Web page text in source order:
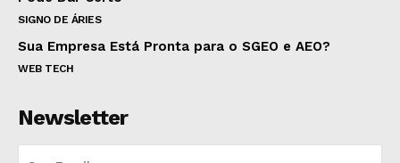
SIGNO DE ÁRIES
Sua Empresa Está Pronta para o SGEO e AEO?
WEB TECH
Newsletter